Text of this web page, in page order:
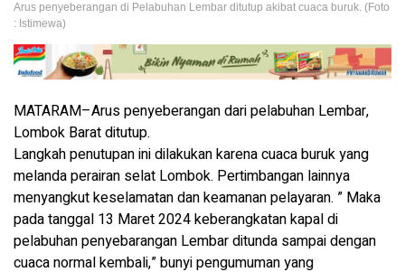
Arus penyeberangan di Pelabuhan Lembar ditutup akibat cuaca buruk. (Foto
: Istimewa)
MATARAM–Arus penyeberangan dari pelabuhan Lembar,
Lombok Barat ditutup.
Langkah penutupan ini dilakukan karena cuaca buruk yang
melanda perairan selat Lombok. Pertimbangan lainnya
menyangkut keselamatan dan keamanan pelayaran. ” Maka
pada tanggal 13 Maret 2024 keberangkatan kapal di
pelabuhan penyebarangan Lembar ditunda sampai dengan
cuaca normal kembali,” bunyi pengumuman yang